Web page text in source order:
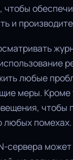
чтобы
и
любые
меры. Кроме
чтобы
любых помехах.
сервера может